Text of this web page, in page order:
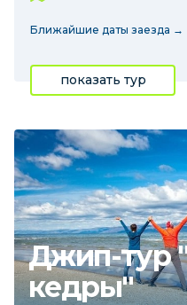
Ближайшие даты заезда →
показать тур
Джип-тур
кедры"